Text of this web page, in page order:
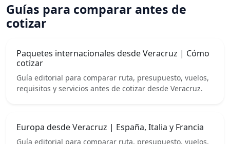
Guías para comparar antes de
cotizar
Paquetes internacionales desde Veracruz | Cómo
cotizar
Guía editorial para comparar ruta, presupuesto, vuelos,
requisitos y servicios antes de cotizar desde Veracruz.
Europa desde Veracruz | España, Italia y Francia
Guía editorial para comparar ruta, presupuesto, vuelos,